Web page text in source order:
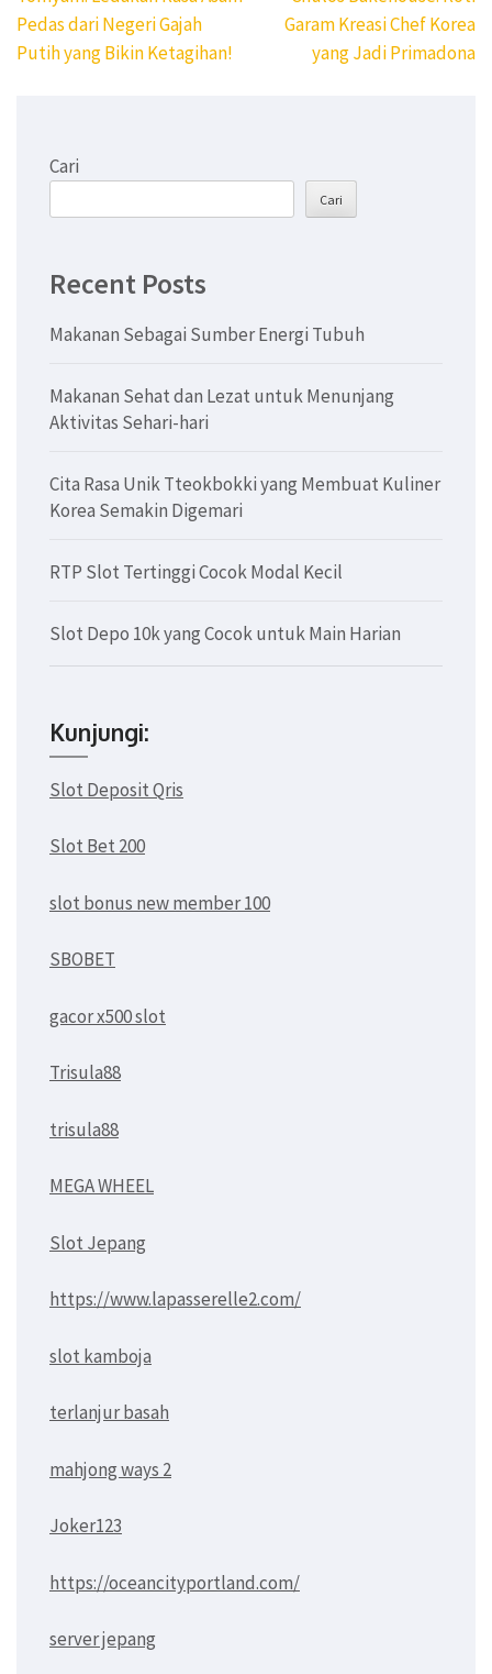
pos
Pedas dari Negeri Gajah
Putih yang Bikin Ketagihan!
Garam Kreasi Chef Korea
yang Jadi Primadona
Cari
Cari
Recent Posts
Makanan Sebagai Sumber Energi Tubuh
Makanan Sehat dan Lezat untuk Menunjang
Aktivitas Sehari-hari
Cita Rasa Unik Tteokbokki yang Membuat Kuliner
Korea Semakin Digemari
RTP Slot Tertinggi Cocok Modal Kecil
Slot Depo 10k yang Cocok untuk Main Harian
Kunjungi:
Slot Deposit Qris
Slot Bet 200
slot bonus new member 100
SBOBET
gacor x500 slot
Trisula88
trisula88
MEGA WHEEL
Slot Jepang
https://www.lapasserelle2.com/
slot kamboja
terlanjur basah
mahjong ways 2
Joker123
https://oceancityportland.com/
server jepang